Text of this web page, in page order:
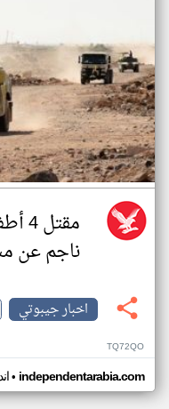
ناجم عن
اخبار جيبوتي
TQ72QO
• independentarabia.com